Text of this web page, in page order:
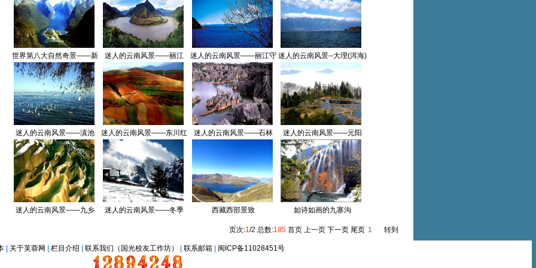
世界第八大自然奇景——新
西兰美福湾(一)
迷人的云南风景——丽江
迷人的云南风景——丽江守
蒗沪沽湖(二)
迷人的云南风景--大理(洱海)
迷人的云南风景——滇池
迷人的云南风景——东川红
土地
迷人的云南风景——石林 迷人的云南风景——元阳
迷人的云南风景——九乡 迷人的云南风景——冬季 西藏西部景致 如诗如画的九寨沟
页次:1/2 总数:185 首页 上一页下一页 尾页 转到
关于芙蓉网 |栏目介绍 |联系我们（国光校友工作坊） |联系邮箱 |闽ICP备11028451号